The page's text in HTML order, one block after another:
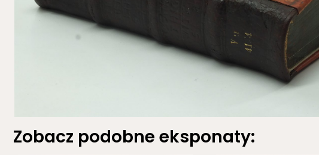
Zobacz podobne eksponaty: